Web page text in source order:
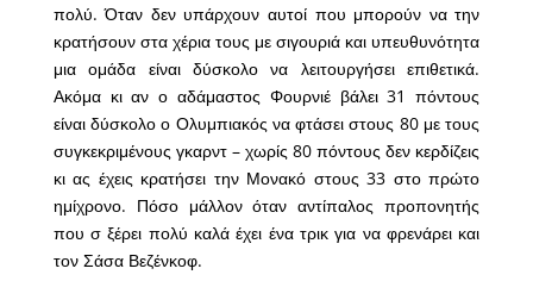
πολύ. Όταν δεν υπάρχουν αυτοί που μπορούν να την
κρατήσουν στα χέρια τους με σιγουριά και υπευθυνότητα
μια ομάδα είναι δύσκολο να λειτουργήσει επιθετικά.
Ακόμα κι αν ο αδάμαστος Φουρνιέ βάλει 31 πόντους
είναι δύσκολο ο Ολυμπιακός να φτάσει στους 80 με τους
συγκεκριμένους γκαρντ – χωρίς 80 πόντους δεν κερδίζεις
κι ας έχεις κρατήσει την Μονακό στους 33 στο πρώτο
ημίχρονο. Πόσο μάλλον όταν αντίπαλος προπονητής
που σ ξέρει πολύ καλά έχει ένα τρικ για να φρενάρει και
τον Σάσα Βεζένκοφ.